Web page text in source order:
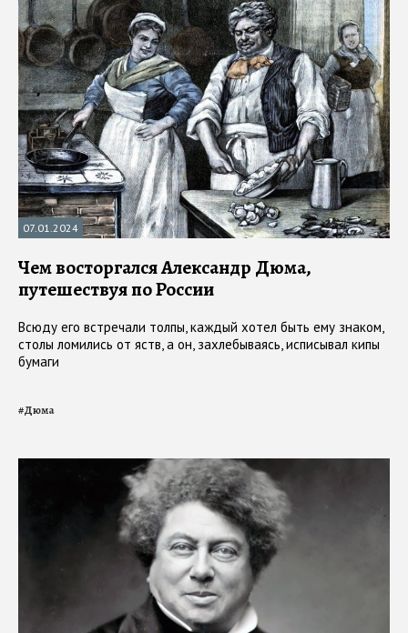
07.01.2024
Чем восторгался Александр Дюма,
путешествуя по России
Всюду его встречали толпы, каждый хотел быть ему знаком,
столы ломились от яств, а он, захлебываясь, исписывал кипы
бумаги
#Дюма